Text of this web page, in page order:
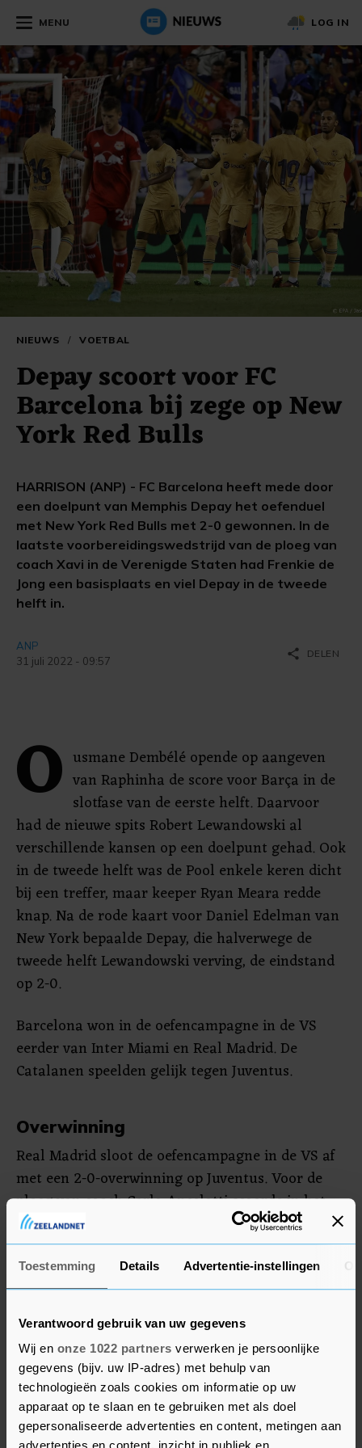
Toestemming Details Advertentie-instellingen
Verantwoord gebruik van uw gegevens
Wij en onze 1022 partners verwerken je persoonlijke
gegevens (bijv. uw IP-adres) met behulp van
technologieën zoals cookies om informatie op uw
apparaat op te slaan en te gebruiken met als doel
gepersonaliseerde advertenties en content, metingen aan
MENU LOG IN
NIEUWS / VOETBAL
Depay scoort voor FC
Barcelona bij zege op New
York Red Bulls
HARRISON (ANP) - FC Barcelona heeft mede door
een doelpunt van Memphis Depay het oefenduel
met New York Red Bulls met 2-0 gewonnen. In de
laatste voorbereidingswedstrijd van de ploeg van
coach Xavi in de Verenigde Staten had Frenkie de
Jong een basisplaats en viel Depay in de tweede
helft in.
ANP
31 juli 2022 - 09:57
share DELEN
O usmane Dembélé opende op aangeven
van Raphinha de score voor Barça in de
slotfase van de eerste helft. Daarvoor
had de nieuwe spits Robert Lewandowski al
verschillende kansen op een doelpunt gehad. Ook
in de tweede helft was de Pool enkele keren dicht
bij een treffer, maar keeper Ryan Meara redde
knap. Na de rode kaart voor Daniel Edelman van
New York bepaalde Depay, die halverwege de
tweede helft Lewandowski verving, de eindstand
op 2-0.
Barcelona won in de oefencampagne in de VS
eerder van Inter Miami en Real Madrid. De
Catalanen speelden gelijk tegen Juventus.
Overwinning
Real Madrid sloot de oefencampagne in de VS af
met een 2-0-overwinning op Juventus. Voor de
ploeg van coach Carlo Ancelotti scoorde in het
Rose Bowl-stadion in Pasadena eerst Karim
Benzema uit een strafschop. Marco Asensio
maakte in de tweede helft het andere doelpunt.
aan het nieuwe seizoen met de wedstrijd om de
Europese Supercup tegen Eintracht Frankfurt.